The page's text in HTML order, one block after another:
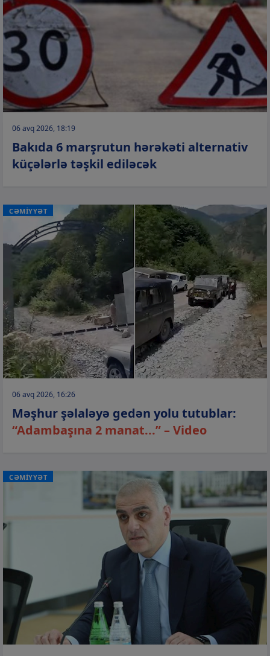
06 avq 2026, 18:19
Bakıda 6 marşrutun hərəkəti alternativ
küçələrlə təşkil ediləcək
CƏMİYYƏT
06 avq 2026, 16:26
Məşhur şəlaləyə gedən yolu tutublar:
“Adambaşına 2 manat...” – Video
CƏMİYYƏT